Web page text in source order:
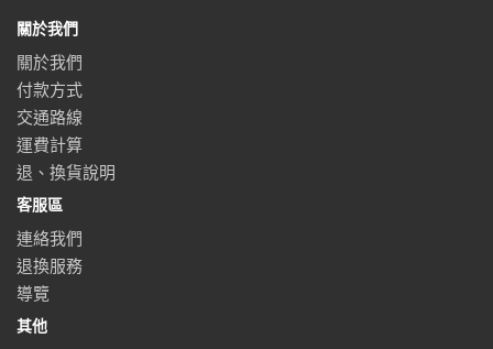
關於我們
關於我們
付款方式
交通路線
運費計算
退、換貨說明
客服區
連絡我們
退換服務
導覽
其他